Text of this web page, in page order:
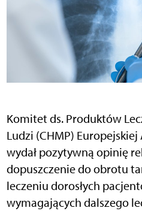
Komitet ds. Produktów
Ludzi (CHMP)
wydał pozytywną opinię
dopuszczenie do obrotu
leczeniu dorosłych
wymagających dalszego